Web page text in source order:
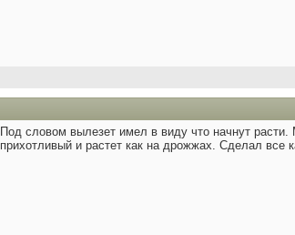
Под словом вылезет имел в виду что начнут
прихотливый и растет как на дрожжах. Сделал все